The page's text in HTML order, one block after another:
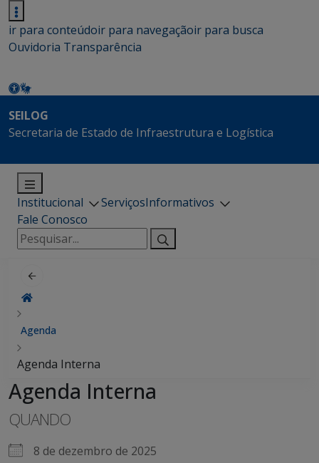
ir para conteúdoir para navegaçãoir para busca
Ouvidoria Transparência
SEILOG
Secretaria de Estado de Infraestrutura e Logística
Institucional ServiçosInformativos
Fale Conosco
Pesquisar
por:
Agenda
Agenda Interna
Agenda Interna
QUANDO
8 de dezembro de 2025